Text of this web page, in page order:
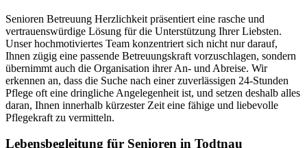
Senioren Betreuung Herzlichkeit präsentiert eine rasche und
vertrauenswürdige Lösung für die Unterstützung Ihrer Liebsten.
Unser hochmotiviertes Team konzentriert sich nicht nur darauf,
Ihnen zügig eine passende Betreuungskraft vorzuschlagen, sondern
übernimmt auch die Organisation ihrer An- und Abreise. Wir
erkennen an, dass die Suche nach einer zuverlässigen 24-Stunden
Pflege oft eine dringliche Angelegenheit ist, und setzen deshalb alles
daran, Ihnen innerhalb kürzester Zeit eine fähige und liebevolle
Pflegekraft zu vermitteln.
Lebensbegleitung für Senioren in Todtnau